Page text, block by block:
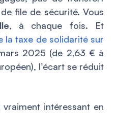
file de sécurité. Vous
, à chaque fois. Et
la taxe de solidarité sur
2025 (de 2,63 € à
l’écart se réduit
intéressant en